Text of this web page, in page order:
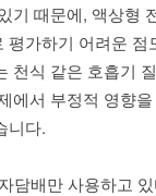
기 때문에, 액상형
평가하기 어려운 점
천식 같은 호흡기
에서 부정적 영향
니다.
담배만 사용하고